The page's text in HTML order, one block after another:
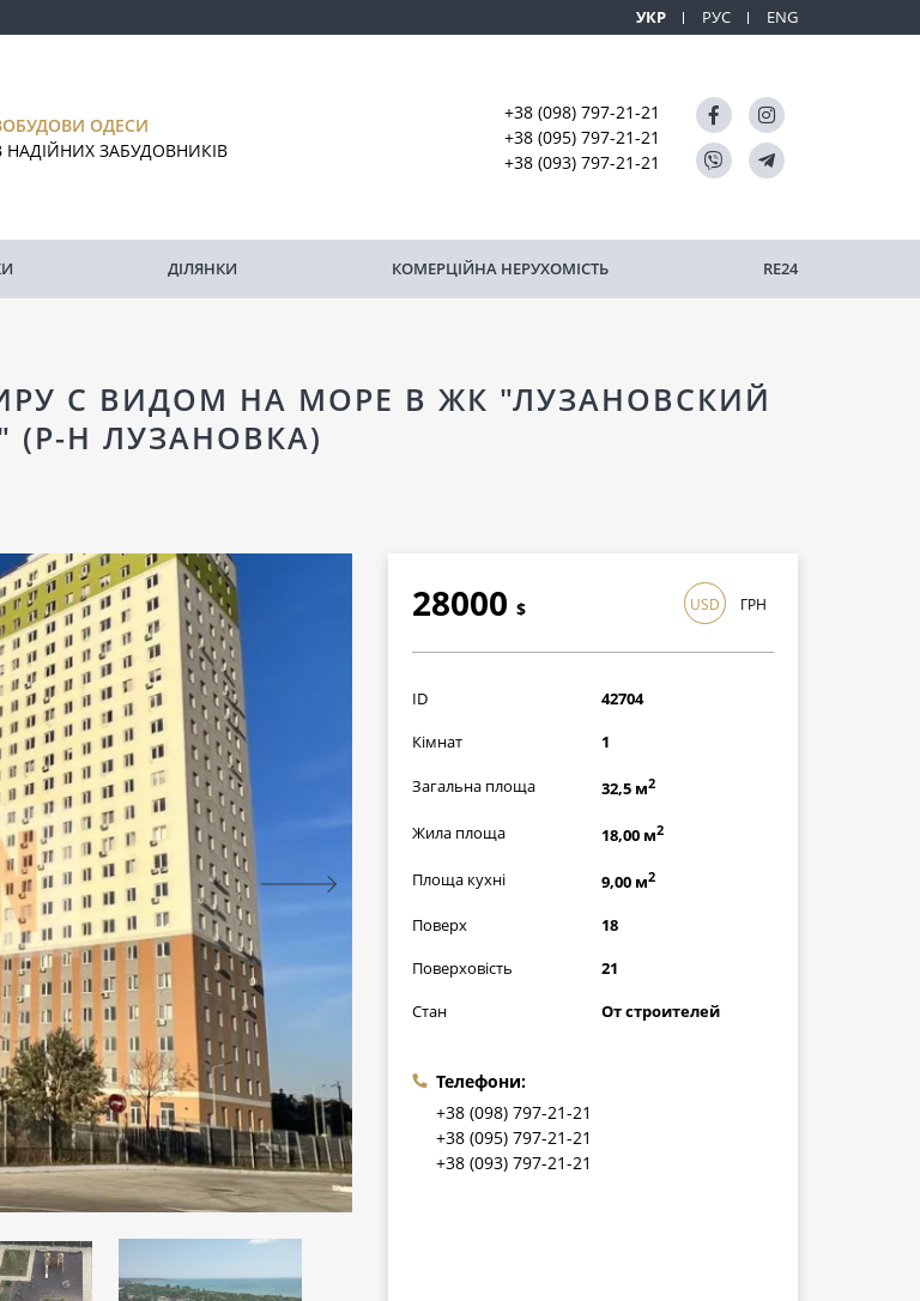
УКР РУС ENG
ОДЕСИ
НАДІЙНИХ ЗАБУДОВНИКІВ
+38 (098) 797-21-21
+38 (095) 797-21-21
+38 (093) 797-21-21
ДІЛЯНКИ КОМЕРЦІЙНА НЕРУХОМІСТЬ RE24
С ВИДОМ НА МОРЕ В ЖК "ЛУЗАНОВСКИЙ
(Р-Н ЛУЗАНОВКА)
28000 $
812000грн
USD ГРН
ID
42704
Кімнат
1
Загальна площа 32,5 м2
Жила площа 18,00 м2
Площа кухні 9,00 м2
Поверх
18
Поверховість
21
Стан
От строителей
Телефони:
+38 (098) 797-21-21
+38 (095) 797-21-21
+38 (093) 797-21-21